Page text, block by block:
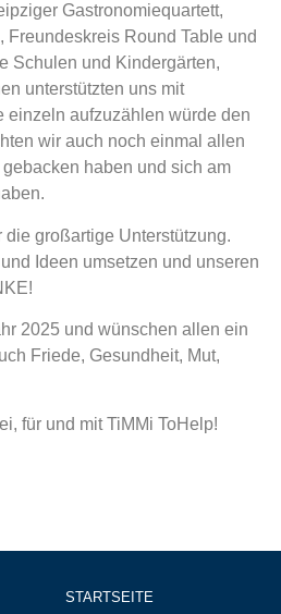
Gastronomiequartett,
Round Table und
Schulen und Kindergärten,
unterstützten uns mit
einzeln aufzuzählen würde den
wir auch noch einmal allen
haben und sich am
großartige Unterstützung.
Ideen umsetzen und unseren
2025 und wünschen allen ein
Friede, Gesundheit, Mut,
für und mit TiMMi ToHelp!
STARTSEITE